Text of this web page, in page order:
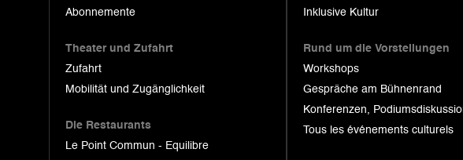
Abonnemente
Theater und Zufahrt
Zufahrt
Mobilität und Zugänglichkeit
Die Restaurants
Le Point Commun - Equilibre
Inklusive Kultur
Rund um die Vorstellungen
Workshops
Gespräche am Bühnenrand
Konferenzen,
Tous les événements culturels